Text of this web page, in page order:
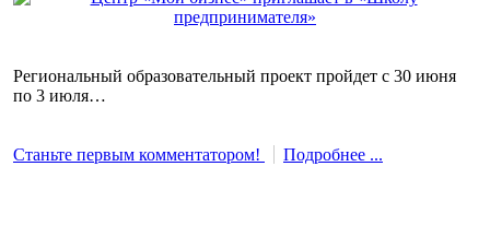
Региональный образовательный проект пройдет с 30 июня
по 3 июля…
Станьте первым комментатором! Подробнее ...